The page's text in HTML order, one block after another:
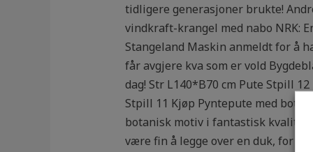
tidligere generasjoner brukte!
vindkraft-krangel med nabo NRK:
Stangeland Maskin anmeldt for å
får avgjere kva som er vold
dag! Str L140*B70 cm Pute Stpill
Stpill 11 Kjøp Pyntepute med
botanisk motiv i fantastisk kvalitet
være fin å legge over en duk, for å